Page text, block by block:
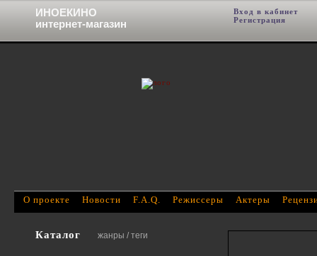
Каталог жанры / теги
О проекте Новости F.A.Q. Режиссеры Актеры
ИНОЕКИНО
интернет-магазин
Вход в кабинет
Регистрация